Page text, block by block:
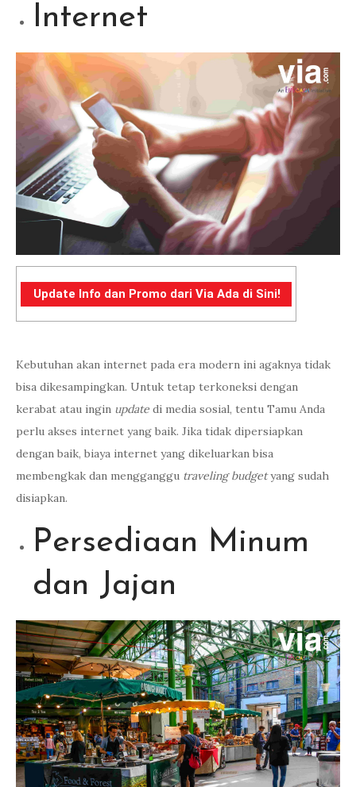
Internet
Update Info dan Promo dari Via Ada di Sini!
Kebutuhan akan internet pada era modern ini agaknya tidak
bisa dikesampingkan. Untuk tetap terkoneksi dengan
kerabat atau ingin update di media sosial, tentu Tamu Anda
perlu akses internet yang baik. Jika tidak dipersiapkan
dengan baik, biaya internet yang dikeluarkan bisa
membengkak dan mengganggu traveling budgetyang sudah
disiapkan.
Persediaan Minum
dan Jajan